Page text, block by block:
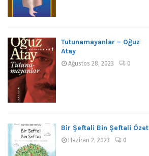
Tutunamayanlar – Oğuz
Atay
Ağustos 28, 2023 0
Bir Şeftali Bin Şeftali Özet
Haziran 2, 2023 0